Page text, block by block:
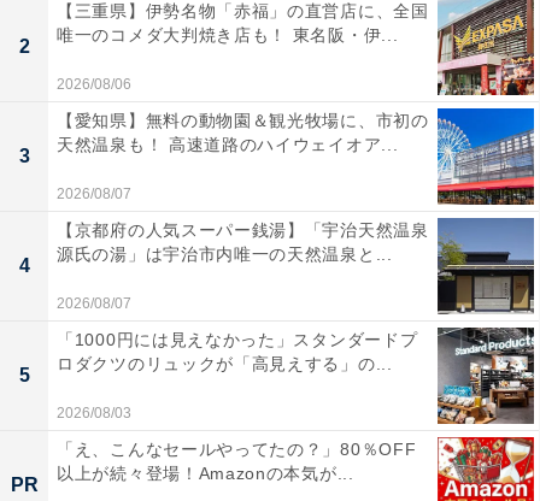
あわせて読みたい
【Amazonお買い得情報】Pioneer「ディス
プレイオーディオ」が特別価格で登場中【3
月15日】
2
【三重県】伊勢名物「赤福」の直営店に、全国
唯一のコメダ大判焼き店も！ 東名阪・伊...
2026/08/06
3
【愛知県】無料の動物園＆観光牧場に、市初の
天然温泉も！ 高速道路のハイウェイオア...
2026/08/07
4
【京都府の人気スーパー銭湯】「宇治天然温泉
源氏の湯」は宇治市内唯一の天然温泉と...
2026/08/07
5
「1000円には見えなかった」スタンダードプ
ロダクツのリュックが「高見えする」の...
2026/08/03
PR
「え、こんなセールやってたの？」80％OFF
以上が続々登場！Amazonの本気が...